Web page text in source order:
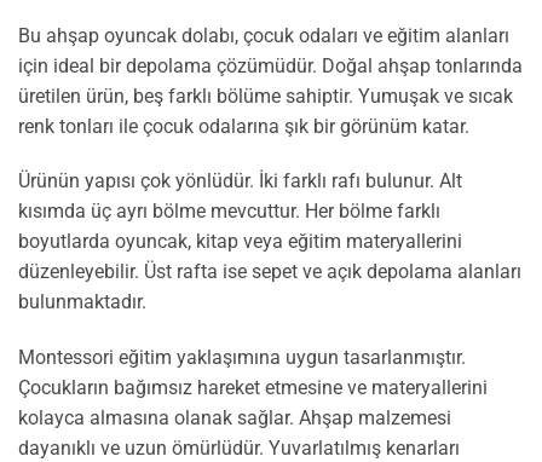
Bu ahşap oyuncak dolabı, çocuk odaları ve eğitim alanları
için ideal bir depolama çözümüdür. Doğal ahşap tonlarında
üretilen ürün, beş farklı bölüme sahiptir. Yumuşak ve sıcak
renk tonları ile çocuk odalarına şık bir görünüm katar.
Ürünün yapısı çok yönlüdür. İki farklı rafı bulunur. Alt
kısımda üç ayrı bölme mevcuttur. Her bölme farklı
boyutlarda oyuncak, kitap veya eğitim materyallerini
düzenleyebilir. Üst rafta ise sepet ve açık depolama alanları
bulunmaktadır.
Montessori eğitim yaklaşımına uygun tasarlanmıştır.
Çocukların bağımsız hareket etmesine ve materyallerini
kolayca almasına olanak sağlar. Ahşap malzemesi
dayanıklı ve uzun ömürlüdür. Yuvarlatılmış kenarları